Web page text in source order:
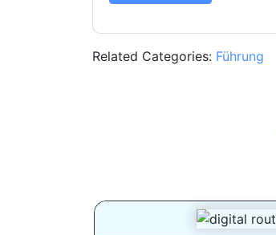
Related Categories: Führung